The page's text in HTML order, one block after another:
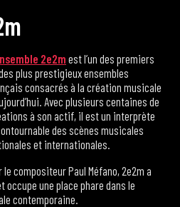
m
2e2m est l’un des premiers
plus prestigieux ensembles
consacrés à la création musicale
Avec plusieurs centaines de
à son actif, il est un interprète
des scènes musicales
et internationales.
compositeur Paul Méfano, 2e2m a
une place phare dans le
contemporaine.